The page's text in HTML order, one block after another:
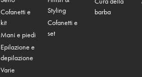
Cofanetti e
kit
Mani e piedi
Epilazione e
depilazione
Varie
Styling
Cofanetti e
set
barba